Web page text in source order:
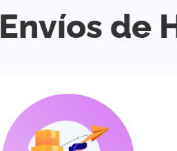
Envíos de